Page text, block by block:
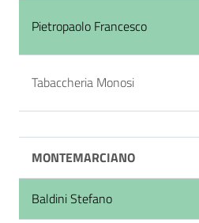
Pietropaolo Francesco
Tabaccheria Monosi
MONTEMARCIANO
Baldini Stefano